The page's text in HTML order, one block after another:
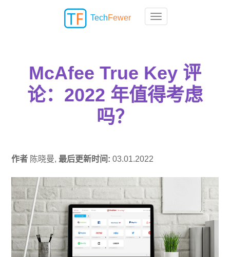
Toggle navigation
TechFewer
McAfee True Key 评
论：2022 年值得考虑
吗？
作者 陈晓曼,最后更新时间:03.01.2022